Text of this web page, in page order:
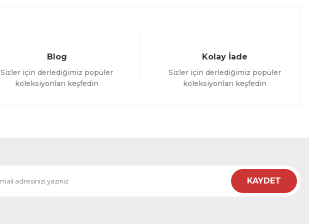
Blog
Sizler için derlediğimiz popüler
koleksiyonları keşfedin
Kolay İade
Sizler için derlediğimiz popüler
koleksiyonları keşfedin
KAYDET